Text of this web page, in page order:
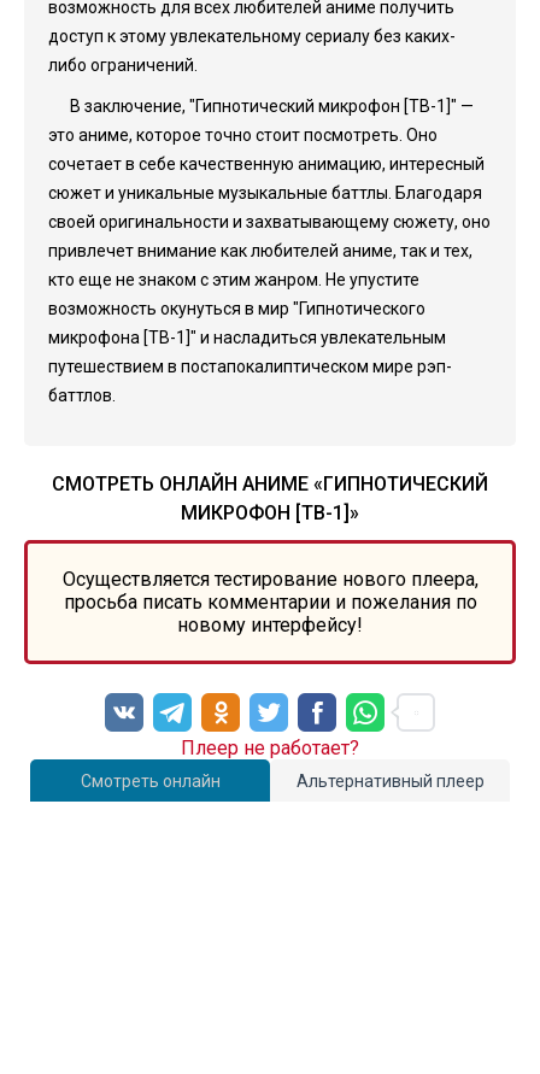
возможность для всех любителей аниме получить
доступ к этому увлекательному сериалу без каких-
либо ограничений.
В заключение, "Гипнотический микрофон [ТВ-1]" —
это аниме, которое точно стоит посмотреть. Оно
сочетает в себе качественную анимацию, интересный
сюжет и уникальные музыкальные баттлы. Благодаря
своей оригинальности и захватывающему сюжету, оно
привлечет внимание как любителей аниме, так и тех,
кто еще не знаком с этим жанром. Не упустите
возможность окунуться в мир "Гипнотического
микрофона [ТВ-1]" и насладиться увлекательным
путешествием в постапокалиптическом мире рэп-
баттлов.
СМОТРЕТЬ ОНЛАЙН АНИМЕ «ГИПНОТИЧЕСКИЙ
МИКРОФОН [ТВ-1]»
Осуществляется тестирование нового плеера,
просьба писать комментарии и пожелания по
новому интерфейсу!
Смотреть онлайн Альтернативный плеер
Плеер не работает?